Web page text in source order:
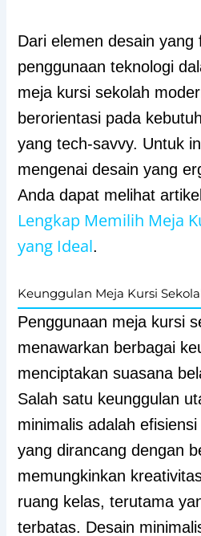
Dari elemen desain yang
penggunaan teknologi
meja kursi sekolah
berorientasi pada
yang tech-savvy. Untuk
mengenai desain yang
Anda dapat melihat
Lengkap Memilih Meja
yang Ideal.
Keunggulan Meja Kursi
Penggunaan meja kursi
menawarkan berbagai
menciptakan suasana
Salah satu keunggulan
minimalis adalah
yang dirancang dengan
memungkinkan
ruang kelas, terutama
terbatas. Desain